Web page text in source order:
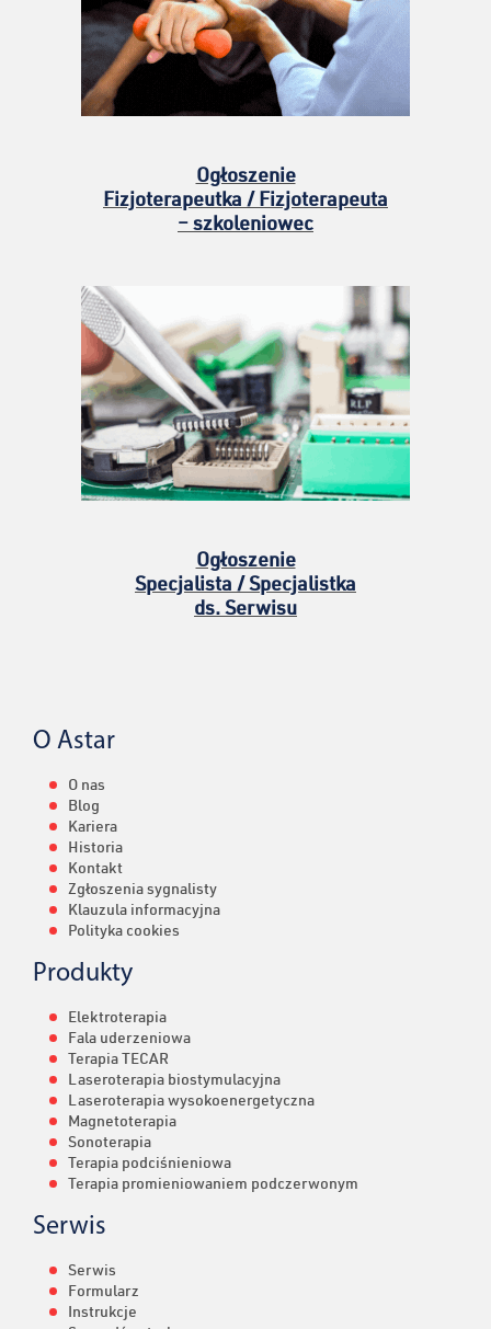
Ogłoszenie
Fizjoterapeutka / Fizjoterapeuta
– szkoleniowec
Ogłoszenie
Specjalista / Specjalistka
ds. Serwisu
O Astar
O nas
Blog
Kariera
Historia
Kontakt
Zgłoszenia sygnalisty
Klauzula informacyjna
Polityka cookies
Produkty
Elektroterapia
Fala uderzeniowa
Terapia TECAR
Laseroterapia biostymulacyjna
Laseroterapia wysokoenergetyczna
Magnetoterapia
Sonoterapia
Terapia podciśnieniowa
Terapia promieniowaniem podczerwonym
Serwis
Serwis
Formularz
Instrukcje